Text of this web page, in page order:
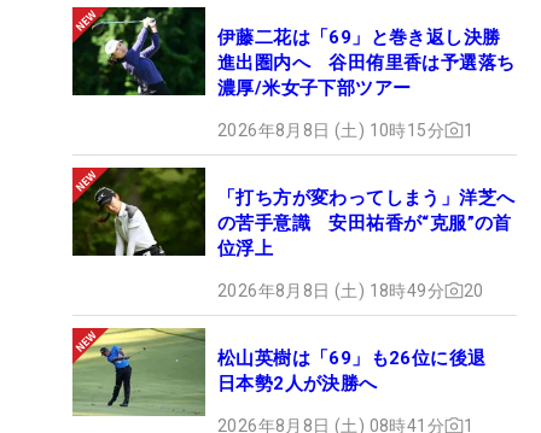
伊藤二花は「69」と巻き返し決勝
進出圏内へ 谷田侑里香は予選落ち
濃厚/米女子下部ツアー
2026年8月8日 (土) 10時15分 1
「打ち方が変わってしまう」洋芝へ
の苦手意識 安田祐香が“克服”の首
位浮上
2026年8月8日 (土) 18時49分 20
松山英樹は「69」も26位に後退
日本勢2人が決勝へ
2026年8月8日 (土) 08時41分 1